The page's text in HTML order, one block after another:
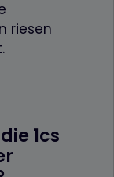
riesen
1cs